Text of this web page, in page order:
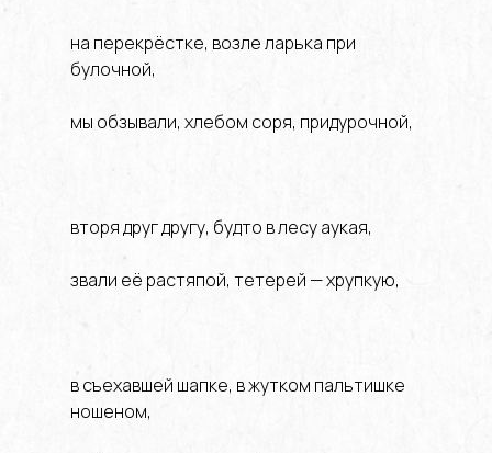
на перекрёстке, возле ларька при
булочной,
мы обзывали, хлебом соря, придурочной,
вторя друг другу, будто в лесу аукая,
звали её растяпой, тетерей — хрупкую,
в съехавшей шапке, в жутком пальтишке
ношеном,